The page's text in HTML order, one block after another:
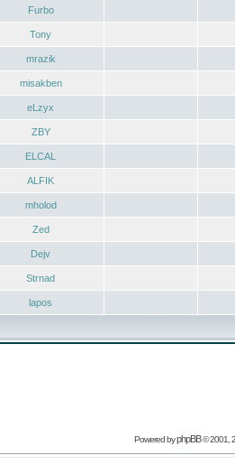
Furbo
Tony
mrazik
misakben
eLzyx
ZBY
ELCAL
ALFIK
mholod
Zed
Dejv
Strnad
lapos
Powered byphpBB© 2001,